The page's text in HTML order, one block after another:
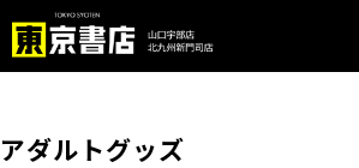
アダルトグッズ